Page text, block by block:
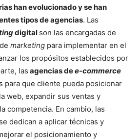
han evolucionado y se han
tipos de agencias. Las
digital son las encargadas de
marketing para implementar en el
los propósitos establecidos por
las agencias dee-commerce
para que cliente pueda posicionar
web, expandir sus ventas y
competencia. En cambio, las
dedican a aplicar técnicas y
el posicionamiento y